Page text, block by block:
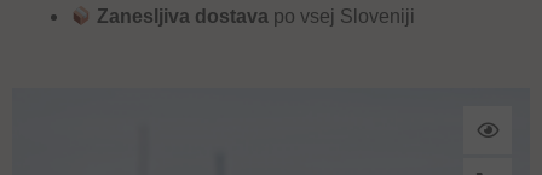
Zanesljiva dostava po vsej Sloveniji